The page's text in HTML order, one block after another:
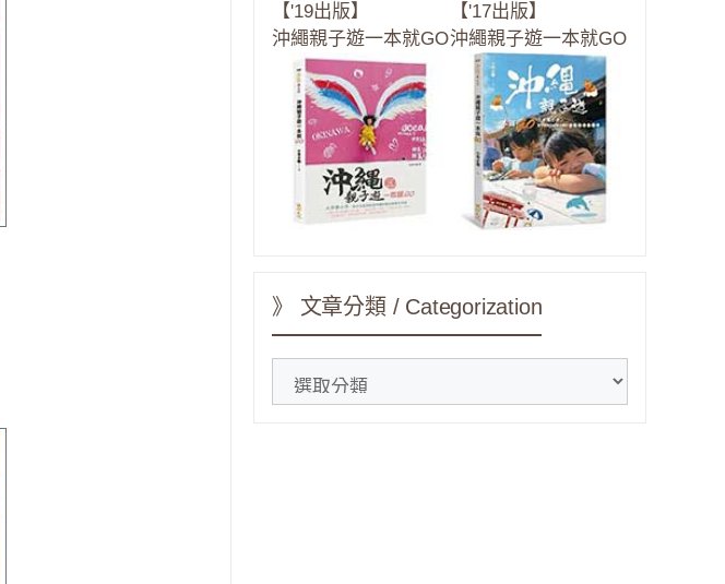
【'19出版】
沖繩親子遊一本就GO
【'17出版】
沖繩親子遊一本就GO
》 文章分類 / Categorization